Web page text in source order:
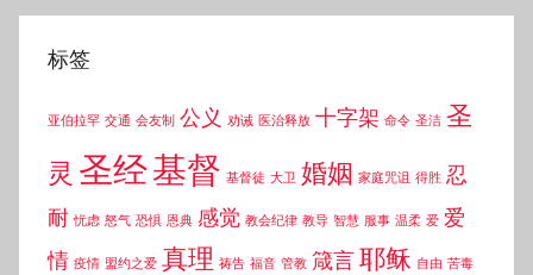
标签
亚伯拉罕 交通 会友制 公义 劝诫 医治释放 十字架 命令 圣洁 圣
灵 圣经基督 基督徒 大卫 婚姻 家庭咒诅 得胜 忍
耐 忧虑 怒气 恐惧 恩典 感觉 教会纪律 教导 智慧 服事 温柔 爱 爱
情 疫情 盟约之爱 真理 祷告 福音 管教 箴言耶稣 自由 苦毒